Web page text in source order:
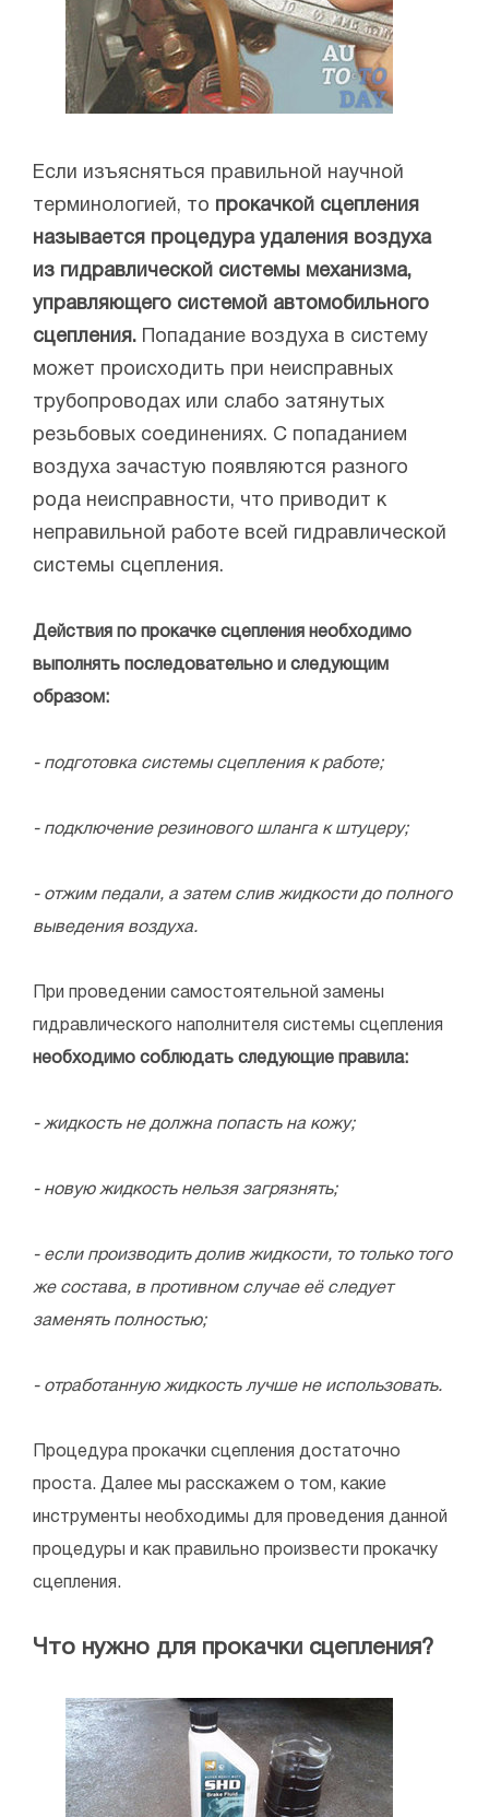
Если изъясняться правильной научной
терминологией, то прокачкой сцепления
называется процедура удаления воздуха
из гидравлической системы механизма,
управляющего системой автомобильного
сцепления. Попадание воздуха в систему
может происходить при неисправных
трубопроводах или слабо затянутых
резьбовых соединениях. С попаданием
воздуха зачастую появляются разного
рода неисправности, что приводит к
неправильной работе всей гидравлической
системы сцепления.
Действия по прокачке сцепления необходимо
выполнять последовательно и следующим
образом:
- подготовка системы сцепления к работе;
- подключение резинового шланга к штуцеру;
- отжим педали, а затем слив жидкости до полного
выведения воздуха.
При проведении самостоятельной замены
гидравлического наполнителя системы сцепления
необходимо соблюдать следующие правила:
- жидкость не должна попасть на кожу;
- новую жидкость нельзя загрязнять;
- если производить долив жидкости, то только того
же состава, в противном случае её следует
заменять полностью;
- отработанную жидкость лучше не использовать.
Процедура прокачки сцепления достаточно
проста. Далее мы расскажем о том, какие
инструменты необходимы для проведения данной
процедуры и как правильно произвести прокачку
сцепления.
Что нужно для прокачки сцепления?